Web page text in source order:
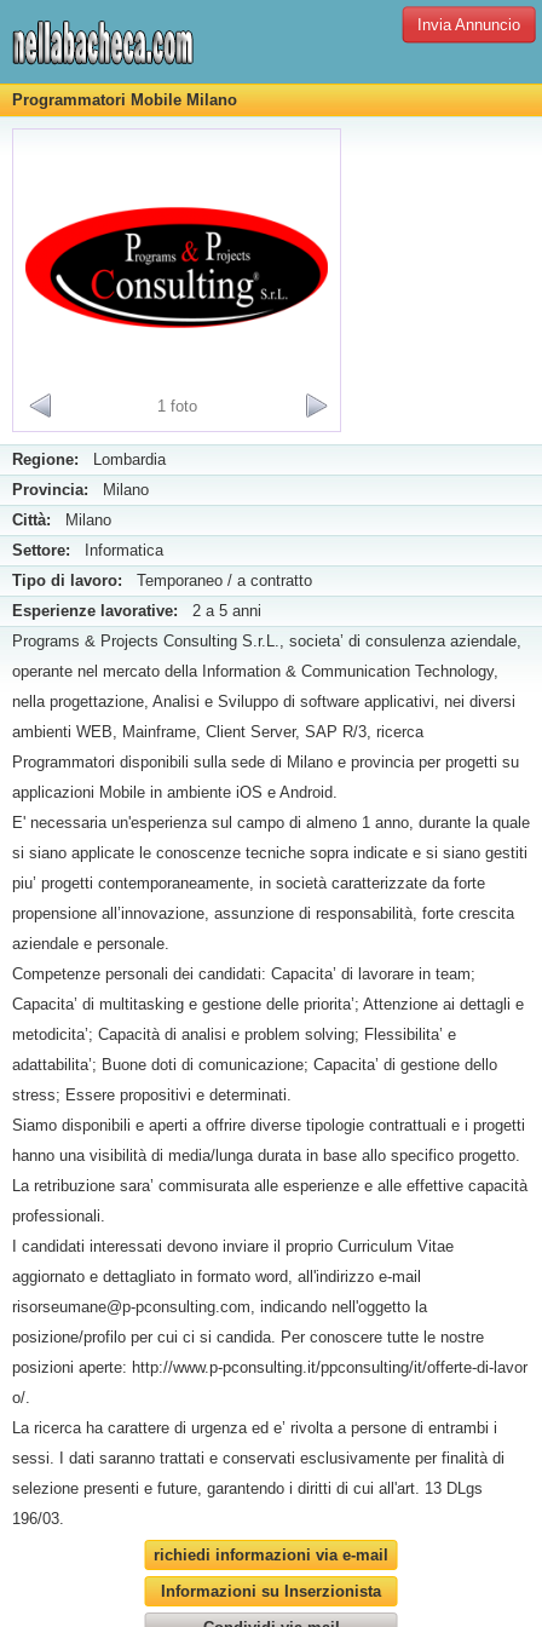
Invia Annuncio
Programmatori Mobile Milano
1 foto
Regione: Lombardia
Provincia: Milano
Città: Milano
Settore: Informatica
Tipo di lavoro: Temporaneo / a contratto
Esperienze lavorative: 2 a 5 anni
Programs & Projects Consulting S.r.L., societa’ di consulenza aziendale,
operante nel mercato della Information & Communication Technology,
nella progettazione, Analisi e Sviluppo di software applicativi, nei diversi
ambienti WEB, Mainframe, Client Server, SAP R/3, ricerca
Programmatori disponibili sulla sede di Milano e provincia per progetti su
applicazioni Mobile in ambiente iOS e Android.
E' necessaria un'esperienza sul campo di almeno 1 anno, durante la quale
si siano applicate le conoscenze tecniche sopra indicate e si siano gestiti
piu’ progetti contemporaneamente, in società caratterizzate da forte
propensione all’innovazione, assunzione di responsabilità, forte crescita
aziendale e personale.
Competenze personali dei candidati: Capacita’ di lavorare in team;
Capacita’ di multitasking e gestione delle priorita’; Attenzione ai dettagli e
metodicita’; Capacità di analisi e problem solving; Flessibilita’ e
adattabilita’; Buone doti di comunicazione; Capacita’ di gestione dello
stress; Essere propositivi e determinati.
Siamo disponibili e aperti a offrire diverse tipologie contrattuali e i progetti
hanno una visibilità di media/lunga durata in base allo specifico progetto.
La retribuzione sara’ commisurata alle esperienze e alle effettive capacità
professionali.
I candidati interessati devono inviare il proprio Curriculum Vitae
aggiornato e dettagliato in formato word, all'indirizzo e-mail
risorseumane@p-pconsulting.com, indicando nell'oggetto la
posizione/profilo per cui ci si candida. Per conoscere tutte le nostre
posizioni aperte: http://www.p-pconsulting.it/ppconsulting/it/offerte-di-lavor
o/.
La ricerca ha carattere di urgenza ed e’ rivolta a persone di entrambi i
sessi. I dati saranno trattati e conservati esclusivamente per finalità di
selezione presenti e future, garantendo i diritti di cui all'art. 13 DLgs
196/03.
richiedi informazioni via e-mail
Informazioni su Inserzionista